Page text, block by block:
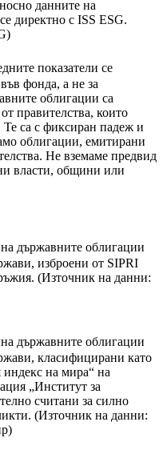
данните на
директно с ISS ESG.
показатели се
фонда, а не за
облигации са
правителства, които
Те са с фиксиран падеж и
облигации, емитирани
Не вземаме предвид
власти, общини или
държавните облигации
изброени от SIPRI
(Източник на данни:
държавните облигации
класифицирани като
на мира“ на
„Институт за
считани за силно
(Източник на данни: